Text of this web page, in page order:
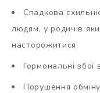
Спадкова
людям, у родичів
насторожитися.
Гормональні збої
Порушення